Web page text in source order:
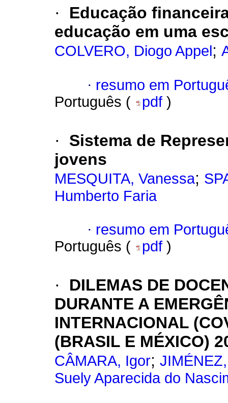
·
Educação
educação em uma
COLVERO, Diogo Appel ;
· resumo em
Português (
pdf )
·
Sistema de
jovens
MESQUITA, Vanessa;
Humberto Faria
· resumo em
Português (
pdf )
·
DILEMAS DE
DURANTE A
INTERNACIONAL
(BRASIL E MÉXICO)
CÂMARA, Igor;
Suely Aparecida do